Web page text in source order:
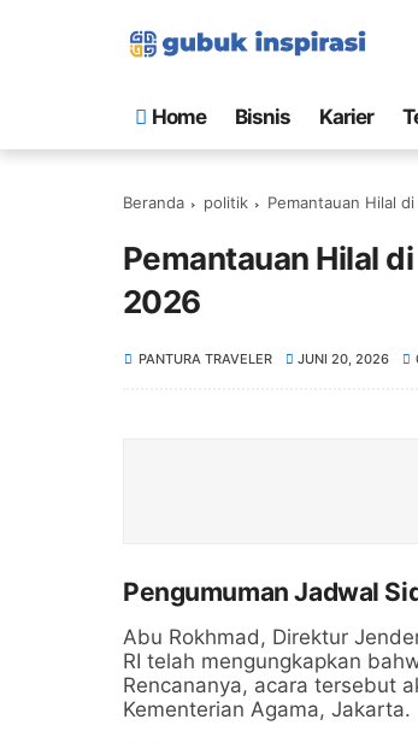
Home Bisnis Karier
Beranda politik Pemantauan Hilal
Pemantauan Hilal
2026
PANTURA TRAVELER JUNI 20, 2026
Pengumuman Jadwal
Abu Rokhmad, Direktur
RI telah mengungkapkan
Rencananya, acara tersebut
Kementerian Agama, Jakarta.